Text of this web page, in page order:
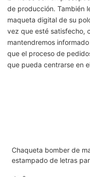
de producción. También
maqueta digital de su
vez que esté satisfecho,
mantendremos
que el proceso de
que pueda centrarse en
Chaqueta bomber de
estampado de letras